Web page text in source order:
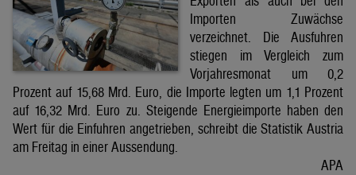
Importen Zuwächse
verzeichnet. Die Ausfuhren
stiegen im Vergleich zum
Vorjahresmonat um 0,2
Prozent auf 15,68 Mrd. Euro, die Importe legten um 1,1 Prozent
auf 16,32 Mrd. Euro zu. Steigende Energieimporte haben den
Wert für die Einfuhren angetrieben, schreibt die Statistik Austria
am Freitag in einer Aussendung.
APA